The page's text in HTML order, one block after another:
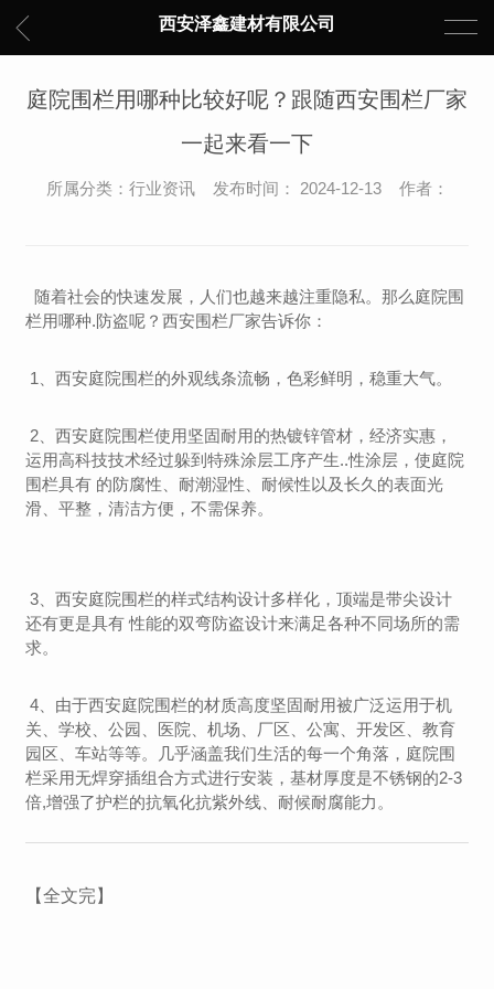
西安泽鑫建材有限公司
庭院围栏用哪种比较好呢？跟随西安围栏厂家
一起来看一下
所属分类：行业资讯 发布时间： 2024-12-13 作者：
随着社会的快速发展，人们也越来越注重隐私。那么庭院围
栏用哪种.防盗呢？西安围栏厂家告诉你：
1、西安庭院围栏的外观线条流畅，色彩鲜明，稳重大气。
2、西安庭院围栏使用坚固耐用的热镀锌管材，经济实惠，
运用高科技技术经过躲到特殊涂层工序产生..性涂层，使庭院
围栏具有 的防腐性、耐潮湿性、耐候性以及长久的表面光
滑、平整，清洁方便，不需保养。
3、西安庭院围栏的样式结构设计多样化，顶端是带尖设计
还有更是具有 性能的双弯防盗设计来满足各种不同场所的需
求。
4、由于西安庭院围栏的材质高度坚固耐用被广泛运用于机
关、学校、公园、医院、机场、厂区、公寓、开发区、教育
园区、车站等等。几乎涵盖我们生活的每一个角落，庭院围
栏采用无焊穿插组合方式进行安装，基材厚度是不锈钢的2-3
倍,增强了护栏的抗氧化抗紫外线、耐候耐腐能力。
【全文完】